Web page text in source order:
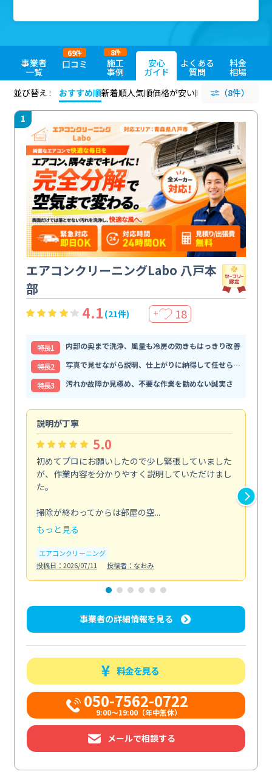
事業者
一覧
口コミ
69件
施工
事例
8件
安心
ガイド
よくある
質問
料金
相場
並び替え :
おすすめ順新着順人気順価格が安い順 評価が高い順
（8件）
1
エアコンクリーニングLabo 八戸本
部
4.1 (21件) ＋ 18
特⻑1
内部の奥まで洗浄、風量も冷房の効きもはっきり改善
特⻑2
写真で見せながら説明、仕上がりに納得して任せられる
特⻑3
汚れか故障か見極め、不要な作業を勧めない誠実さ
説明が丁寧
5.0
初めてプロにお願いしたので少し緊張していました
が、作業内容を分かりやすく説明していただけまし
た。
掃除が終わってからは部屋の空...
もっと見る
エアコンクリーニング
投稿日：2026/07/11
投稿者：なおみ
事業者の詳細情報を見る
料金を見る
050-7562-0722
9:00～19:00（年中無休）
メールで相談する